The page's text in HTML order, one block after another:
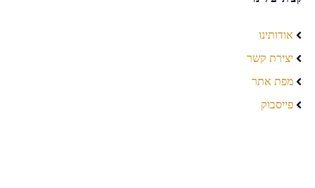
אודותינו
יצירת קשר
מפת אתר
פייסבוק